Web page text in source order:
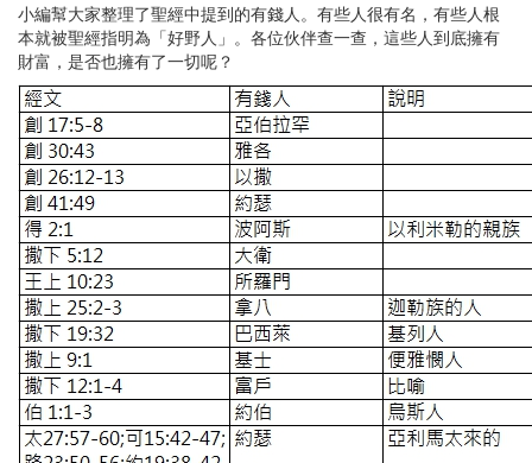
小編幫大家整理了聖經中提到的有錢人。有些人很有名，有些人根
本就被聖經指明為「好野人」。各位伙伴查一查，這些人到底擁有
財富，是否也擁有了一切呢？